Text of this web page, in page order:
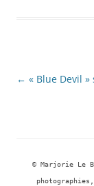
Navigation
← « Blue Devil »
© Marjorie Le